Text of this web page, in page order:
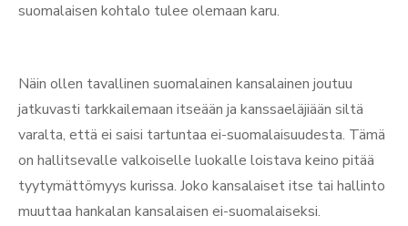
suomalaisen kohtalo tulee olemaan karu.
Näin ollen tavallinen suomalainen kansalainen joutuu
jatkuvasti tarkkailemaan itseään ja kanssaeläjiään siltä
varalta, että ei saisi tartuntaa ei-suomalaisuudesta. Tämä
on hallitsevalle valkoiselle luokalle loistava keino pitää
tyytymättömyys kurissa. Joko kansalaiset itse tai hallinto
muuttaa hankalan kansalaisen ei-suomalaiseksi.